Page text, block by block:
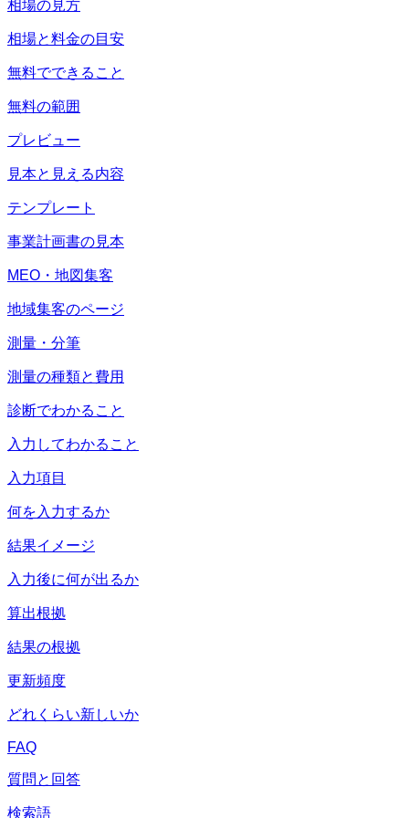
相場の見方
相場と料金の目安
無料でできること
無料の範囲
プレビュー
見本と見える内容
テンプレート
事業計画書の見本
MEO・地図集客
地域集客のページ
測量・分筆
測量の種類と費用
診断でわかること
入力してわかること
入力項目
何を入力するか
結果イメージ
入力後に何が出るか
算出根拠
結果の根拠
更新頻度
どれくらい新しいか
FAQ
質問と回答
検索語